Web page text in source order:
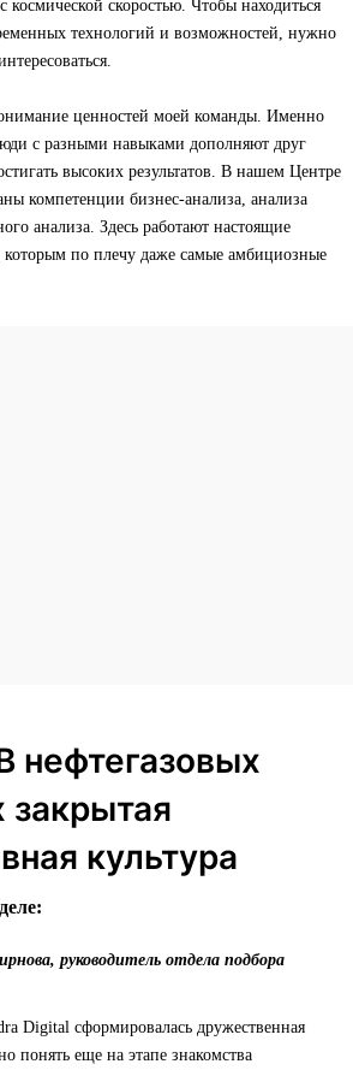
космической скоростью. Чтобы находиться
технологий и возможностей, нужно
ценностей моей команды. Именно
с разными навыками дополняют друг
высоких результатов. В нашем Центре
компетенции бизнес-анализа, анализа
анализа. Здесь работают настоящие
которым по плечу даже самые амбициозные
закрытая
культура
руководитель отдела подбора
Digital сформировалась дружественная
понять еще на этапе знакомства